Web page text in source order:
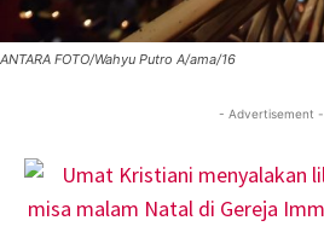
ANTARA FOTO/Wahyu Putro A/ama/16
- Advertisement -